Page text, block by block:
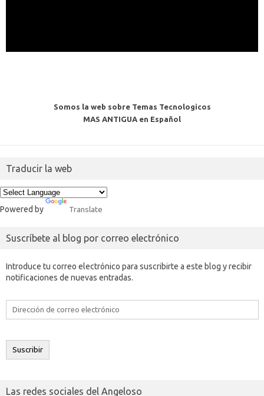
Somos la web sobre Temas Tecnologicos
MAS ANTIGUA en Español
Traducir la web
Powered by Translate
Suscríbete al blog por correo electrónico
Introduce tu correo electrónico para suscribirte a este blog y recibir
notificaciones de nuevas entradas.
Dirección
electrónico
Suscribir
Las redes sociales del Angeloso